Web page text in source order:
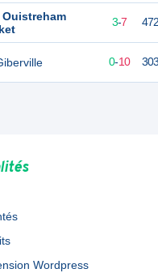
Ouistreham
13 3-7 472
0-10 303
Wordpress